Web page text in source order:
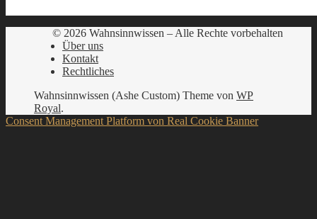
© 2026 Wahnsinnwissen – Alle Rechte vorbehalten
Über uns
Kontakt
Rechtliches
Wahnsinnwissen (Ashe Custom) Theme von WP
Royal.
Consent Management Platform von Real Cookie Banner